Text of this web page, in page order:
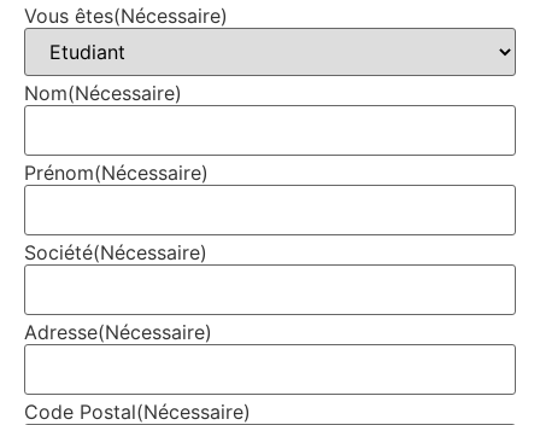
Vous êtes(Nécessaire)
Nom(Nécessaire)
Prénom(Nécessaire)
Société(Nécessaire)
Adresse(Nécessaire)
Code Postal(Nécessaire)